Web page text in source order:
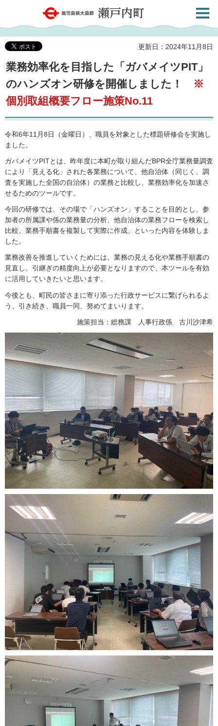
鹿児島県大島郡 瀬戸内町
共通メ
更新日：2024年11月8日
業務効率化を目指した「ガバメイツPIT」
のハンズオン研修を開催しました！
※
個別取組概要フロー施策No.11
令和6年11月8日（金曜日）、職員を対象とした標題研修会を実施し
ました。
ガバメイツPITとは、昨年度に本町が取り組んだBPR全庁業務量調査
により「見える化」された各業務について、他自治体（同じく、調
査を実施した全国の自治体）の業務と比較し、業務効率化を加速さ
せるためのツールです。
今回の研修では、その場で「ハンズオン」することを目的とし、参
加者の所属課や係の業務量の分析、他自治体の業務フローを検索し
比較、業務手順書を複製して実際に作成、といった内容を体験しま
した。
業務改善を推進していくためには、業務の見える化や業務手順書の
見直し、引継ぎの精度向上が必要となりますので、本ツールを有効
に活用していきたいと思います。
今後とも、町民の皆さまに寄り添った行政サービスに繋げられるよ
う、引き続き、職員一同、努めてまいります。
施策担当：総務課 人事行政係 古川沙津希